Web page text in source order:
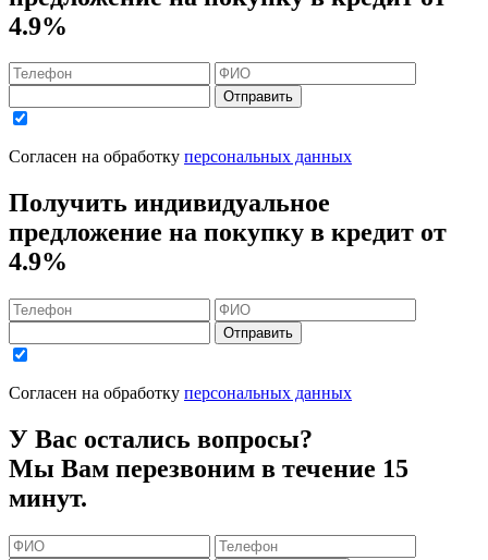
4.9%
Отправить
Согласен на обработку персональных данных
Получить индивидуальное
предложение на покупку в кредит от
4.9%
Отправить
Согласен на обработку персональных данных
У Вас остались вопросы?
Мы Вам перезвоним в течение 15
минут.